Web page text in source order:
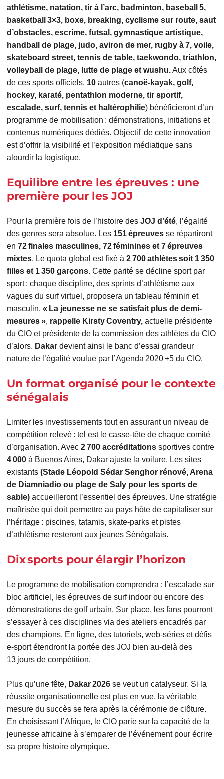
athlétisme, natation, tir à l’arc, badminton, baseball 5,
basketball 3×3, boxe, breaking, cyclisme sur route, saut
d’obstacles, escrime, futsal, gymnastique artistique,
handball de plage, judo, aviron de mer, rugby à 7, voile,
skateboard street, tennis de table, taekwondo, triathlon,
volleyball de plage, lutte de plage et wushu.Aux côtés
de ces sports officiels, 10autres (canoë‑kayak, golf,
hockey, karaté, pentathlon moderne, tir sportif,
escalade, surf, tennis et haltérophilie) bénéficieront d’un
programme de mobilisation : démonstrations, initiations et
contenus numériques dédiés. Objectif de cette innovation
est d’offrir la visibilité et l’exposition médiatique sans
alourdir la logistique.
Equilibre entre les épreuves : une
première pour les JOJ
Pour la première fois de l’histoire des JOJ d’été, l’égalité
des genres sera absolue. Les 151 épreuvesse répartiront
en 72 finales masculines, 72 féminines et 7 épreuves
mixtes. Le quota global est fixé à 2 700 athlètes soit 1 350
filles et 1 350 garçons. Cette parité se décline sport par
sport : chaque discipline, des sprints d’athlétisme aux
vagues du surf virtuel, proposera un tableau féminin et
masculin. « La jeunesse ne se satisfait plus de demi-
mesures », rappelle Kirsty Coventry,actuelle présidente
du CIO et présidente de la commission des athlètes du CIO
d’alors. Dakar devient ainsi le banc d’essai grandeur
nature de l’égalité voulue par l’Agenda 2020 +5 du CIO.
Un format organisé pour le contexte
sénégalais
Limiter les investissements tout en assurant un niveau de
compétition relevé : tel est le casse‑tête de chaque comité
d’organisation. Avec 2 700 accréditations sportives contre
4 000 à Buenos Aires, Dakar ajuste la voilure. Les sites
existants (Stade Léopold Sédar Senghor rénové, Arena
de Diamniadio ou plage de Saly pour les sports de
sable) accueilleront l’essentiel des épreuves. Une stratégie
maîtrisée qui doit permettre au pays hôte de capitaliser sur
l’héritage : piscines, tatamis, skate‑parks et pistes
d’athlétisme resteront aux jeunes Sénégalais.
Dix sports pour élargir l’horizon
Le programme de mobilisation comprendra : l’escalade sur
bloc artificiel, les épreuves de surf indoor ou encore des
démonstrations de golf urbain. Sur place, les fans pourront
s’essayer à ces disciplines via des ateliers encadrés par
des champions. En ligne, des tutoriels, web‑séries et défis
e‑sport étendront la portée des JOJ bien au‑delà des
13 jours de compétition.
Plus qu’une fête, Dakar 2026se veut un catalyseur. Si la
réussite organisationnelle est plus en vue, la véritable
mesure du succès se fera après la cérémonie de clôture.
En choisissant l’Afrique, le CIO parie sur la capacité de la
jeunesse africaine à s’emparer de l’événement pour écrire
sa propre histoire olympique.